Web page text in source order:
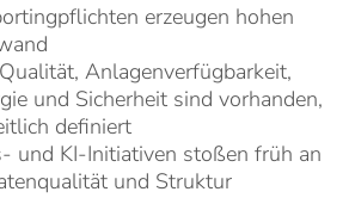
erzeugen hohen
Anlagenverfügbarkeit,
und Sicherheit sind vorhanden,
definiert
und KI-Initiativen stoßen früh an
und Struktur